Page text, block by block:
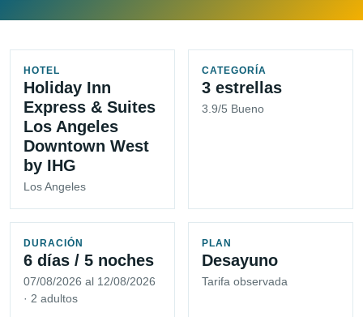
HOTEL
Holiday Inn
Express & Suites
Los Angeles
Downtown West
by IHG
Los Angeles
CATEGORÍA
3 estrellas
3.9/5 Bueno
DURACIÓN
6 días / 5 noches
07/08/2026 al 12/08/2026
· 2 adultos
PLAN
Desayuno
Tarifa observada